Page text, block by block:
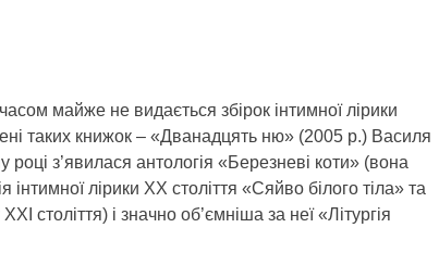
майже не видається збірок інтимної лірики
таких книжок – «Дванадцять ню» (2005 р.) Василя
з’явилася антологія «Березневі коти» (вона
інтимної лірики ХХ століття «Сяйво білого тіла» та
століття) і значно об’ємніша за неї «Літургія